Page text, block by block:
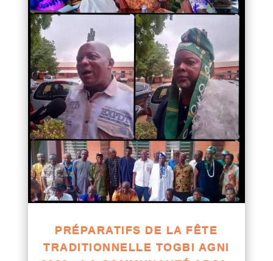
PRÉPARATIFS DE LA FÊTE
TRADITIONNELLE TOGBI AGNI